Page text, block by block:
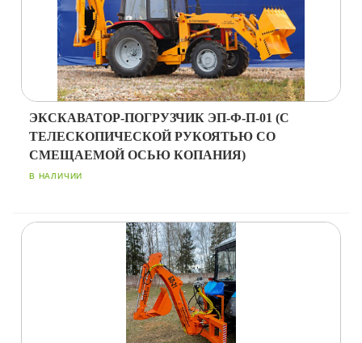
ЭКСКАВАТОР-ПОГРУЗЧИК ЭП-Ф-П-01 (С
ТЕЛЕСКОПИЧЕСКОЙ РУКОЯТЬЮ СО
СМЕЩАЕМОЙ ОСЬЮ КОПАНИЯ)
В НАЛИЧИИ